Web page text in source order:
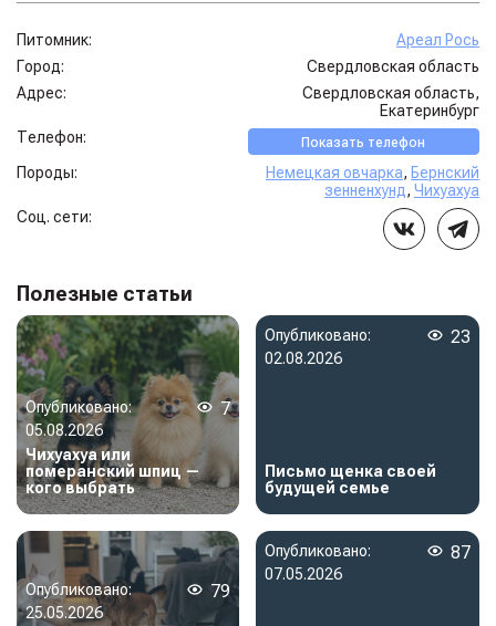
Питомник:
Ареал Рось
Город:
Свердловская область
Адрес:
Свердловская область,
Екатеринбург
Телефон:
Показать телефон
Породы: Немецкая овчарка, Бернский
зенненхунд, Чихуахуа
Соц. сети:
Полезные статьи
Опубликовано:
05.08.2026
7
Чихуахуа или
померанский шпиц —
кого выбрать
Опубликовано:
02.08.2026
23
Письмо щенка своей
будущей семье
Опубликовано:
25.05.2026
79
Опубликовано:
07.05.2026
87